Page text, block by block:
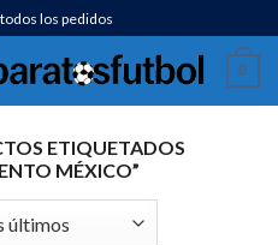
los pedidos
0
ETIQUETADOS
MÉXICO”